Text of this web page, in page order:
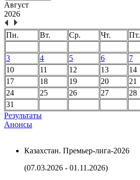
Август
2026
Пн. Вт. Ср. Чт. Пт.
3
4 5 6 7
10
11 12 13 14
17
18 19 20 21
24
25 26 27 28
31
Результаты
Анонсы
Казахстан. Премьер-лига-2026
(07.03.2026 - 01.11.2026)